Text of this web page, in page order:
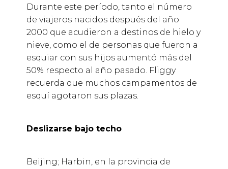
Durante este período, tanto el número
de viajeros nacidos después del año
2000 que acudieron a destinos de hielo y
nieve, como el de personas que fueron a
esquiar con sus hijos aumentó más del
50% respecto al año pasado. Fliggy
recuerda que muchos campamentos de
esquí agotaron sus plazas.
Deslizarse bajo techo
Beijing; Harbin, en la provincia de